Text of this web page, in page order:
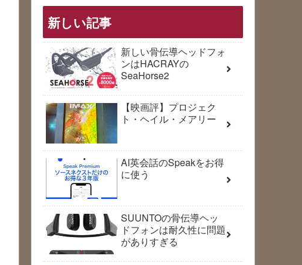
新しい記事
新しい骨伝導ヘッドフォ
ンはHACRAYの
SeaHorse2
【映画評】プロジェク
ト・ヘイル・メアリー
AI英会話のSpeakをお得
に使う
SUUNTOの骨伝導ヘッ
ドフォンは耐久性に問題
がありすぎる